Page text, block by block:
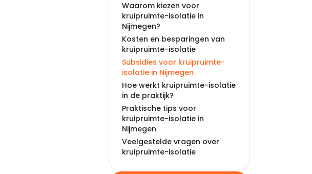
Waarom kiezen voor
kruipruimte-isolatie in
Nijmegen?
Kosten en besparingen van
kruipruimte-isolatie
Subsidies voor kruipruimte-
isolatie in Nijmegen
Hoe werkt kruipruimte-isolatie
in de praktijk?
Praktische tips voor
kruipruimte-isolatie in
Nijmegen
Veelgestelde vragen over
kruipruimte-isolatie